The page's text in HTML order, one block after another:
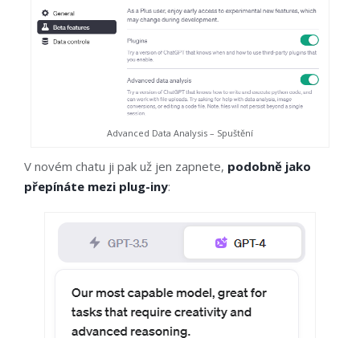
Advanced Data Analysis – Spuštění
V novém chatu ji pak už jen zapnete, podobně jako
přepínáte mezi plug-iny: